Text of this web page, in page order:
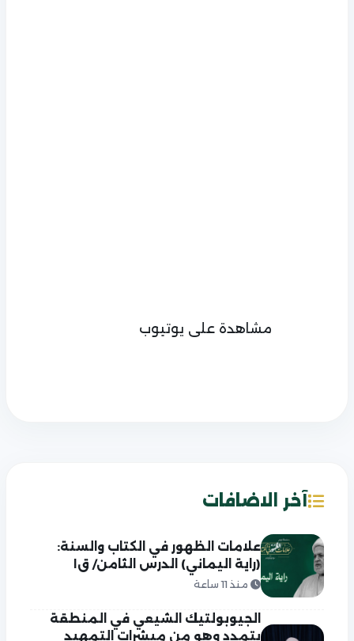
مشاهدة على يوتيوب
آخر الاضافات
علامات الظهور في الكتاب والسنة:
(راية اليماني) الدرس الثامن/ ق١
منذ 11 ساعة
الجيوبولتيك الشيعي في المنطقة
يتمدد وهو من مبشرات التمهيد